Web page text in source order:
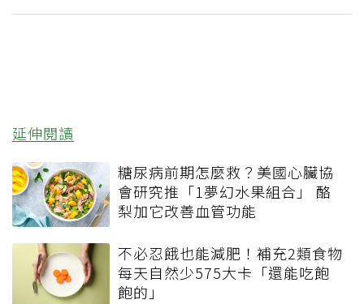
延伸閱讀
糖尿病前期怎麼救？美國心臟協
會研究推「1夢幻水果組合」 酪
梨加它改善血管功能
不必忍餓也能減肥！補充2類食物
每天自然少575大卡「還能吃飽
飽的」